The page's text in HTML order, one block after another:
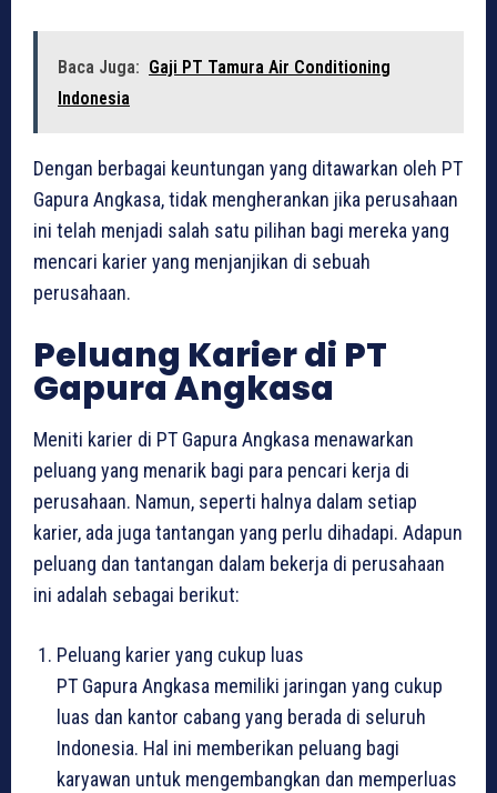
Baca Juga: Gaji PT Tamura Air Conditioning
Indonesia
Dengan berbagai keuntungan yang ditawarkan oleh PT
Gapura Angkasa, tidak mengherankan jika perusahaan
ini telah menjadi salah satu pilihan bagi mereka yang
mencari karier yang menjanjikan di sebuah
perusahaan.
Peluang Karier di PT
Gapura Angkasa
Meniti karier di PT Gapura Angkasa menawarkan
peluang yang menarik bagi para pencari kerja di
perusahaan. Namun, seperti halnya dalam setiap
karier, ada juga tantangan yang perlu dihadapi. Adapun
peluang dan tantangan dalam bekerja di perusahaan
ini adalah sebagai berikut:
Peluang karier yang cukup luas
PT Gapura Angkasa memiliki jaringan yang cukup
luas dan kantor cabang yang berada di seluruh
Indonesia. Hal ini memberikan peluang bagi
karyawan untuk mengembangkan dan memperluas